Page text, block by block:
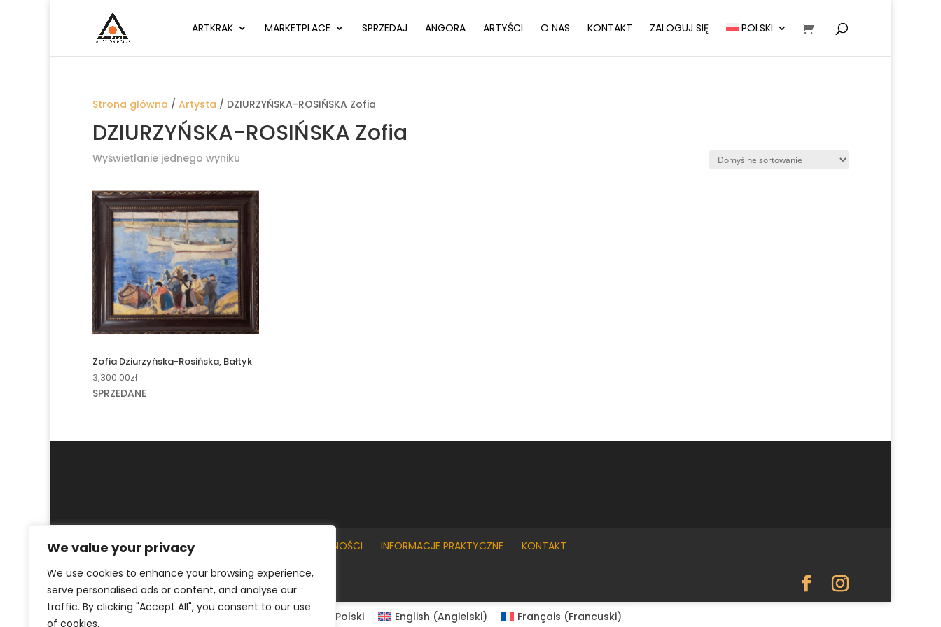
We value your privacy
We use cookies to enhance your browsing experience,
serve personalised ads or content, and analyse our
traffic. By clicking "Accept All", you consent to our use
of cookies.
ARTKRAK MARKETPLACE SPRZEDAJ ANGORA ARTYŚCI O NAS KONTAKT ZALOGUJ SIĘ POLSKI
Strona główna / Artysta / DZIURZYŃSKA-ROSIŃSKA Zofia
DZIURZYŃSKA-ROSIŃSKA Zofia
Wyświetlanie jednego wyniku
Zofia Dziurzyńska-Rosińska, Bałtyk
3,300.00zł
SPRZEDANE
MOJE KONTO REGULAMIN POLITYKA PRYWATNOŚCI INFORMACJE PRAKTYCZNE KONTAKT
© ArtKrak Auction House 2023
Polski English (Angielski) Français (Francuski)